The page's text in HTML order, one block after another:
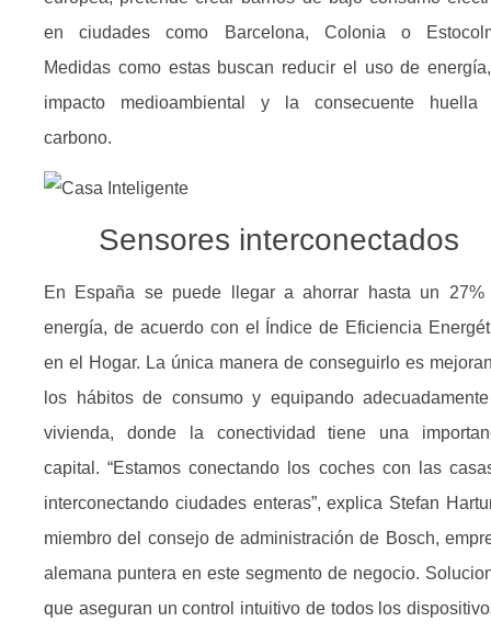
en ciudades como Barcelona, Colonia o
Medidas como estas buscan reducir el uso de
impacto medioambiental y la consecuente huella
carbono.
Sensores interconectados
En España se puede llegar a ahorrar hasta un 27%
energía, de acuerdo con el Índice de Eficiencia
en el Hogar. La única manera de conseguirlo es
los hábitos de consumo y equipando
vivienda, donde la conectividad tiene una
capital. “Estamos conectando los coches con las
interconectando ciudades enteras”, explica Stefan
miembro del consejo de administración de Bosch,
alemana puntera en este segmento de negocio.
que aseguran un control intuitivo de todos los